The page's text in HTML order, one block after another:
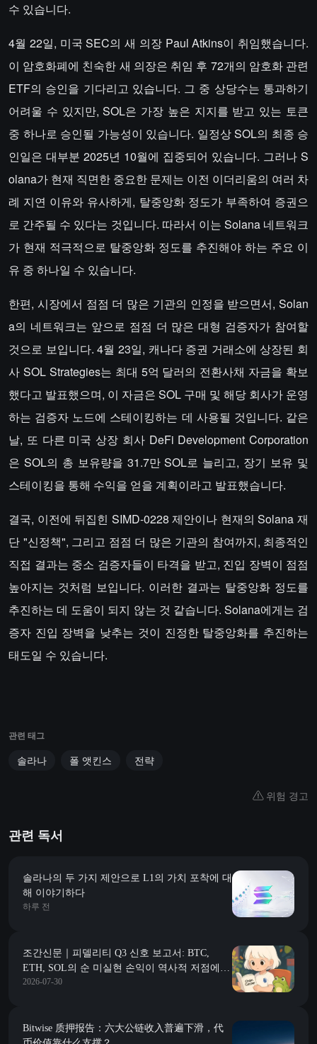
수 있습니다.
4월 22일, 미국 SEC의 새 의장 Paul Atkins이 취임했습니다.
이 암호화폐에 친숙한 새 의장은 취임 후 72개의 암호화 관련
ETF의 승인을 기다리고 있습니다. 그 중 상당수는 통과하기
어려울 수 있지만, SOL은 가장 높은 지지를 받고 있는 토큰
중 하나로 승인될 가능성이 있습니다. 일정상 SOL의 최종 승
인일은 대부분 2025년 10월에 집중되어 있습니다. 그러나 S
olana가 현재 직면한 중요한 문제는 이전 이더리움의 여러 차
례 지연 이유와 유사하게, 탈중앙화 정도가 부족하여 증권으
로 간주될 수 있다는 것입니다. 따라서 이는 Solana 네트워크
가 현재 적극적으로 탈중앙화 정도를 추진해야 하는 주요 이
유 중 하나일 수 있습니다.
한편, 시장에서 점점 더 많은 기관의 인정을 받으면서, Solan
a의 네트워크는 앞으로 점점 더 많은 대형 검증자가 참여할
것으로 보입니다. 4월 23일, 캐나다 증권 거래소에 상장된 회
사 SOL Strategies는 최대 5억 달러의 전환사채 자금을 확보
했다고 발표했으며, 이 자금은 SOL 구매 및 해당 회사가 운영
하는 검증자 노드에 스테이킹하는 데 사용될 것입니다. 같은
날, 또 다른 미국 상장 회사 DeFi Development Corporation
은 SOL의 총 보유량을 31.7만 SOL로 늘리고, 장기 보유 및
스테이킹을 통해 수익을 얻을 계획이라고 발표했습니다.
결국, 이전에 뒤집힌 SIMD-0228 제안이나 현재의 Solana 재
단 "신정책", 그리고 점점 더 많은 기관의 참여까지, 최종적인
직접 결과는 중소 검증자들이 타격을 받고, 진입 장벽이 점점
높아지는 것처럼 보입니다. 이러한 결과는 탈중앙화 정도를
추진하는 데 도움이 되지 않는 것 같습니다. Solana에게는 검
증자 진입 장벽을 낮추는 것이 진정한 탈중앙화를 추진하는
태도일 수 있습니다.
관련 태그
솔라나 폴 앳킨스 전략
위험 경고
관련 독서
솔라나의 두 가지 제안으로 L1의 가치 포착에 대
해 이야기하다
하루 전
조간신문｜피델리티 Q3 신호 보고서: BTC,
ETH, SOL의 순 미실현 손익이 역사적 저점에
있으며, 여러 지표가 항복 구간에 근접함; 한국
고 있음
2026-07-30
Bitwise 质押报告：六大公链收入普遍下滑，代